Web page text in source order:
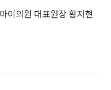
이의원 대표원장 황지현